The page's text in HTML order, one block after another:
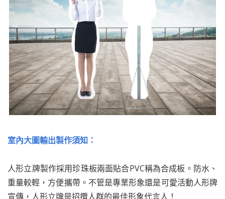
室內大圖輸出製作須知：
人形立牌製作採用珍珠板兩面貼合PVC稱為合成板。防水、
重量較輕，方便攜帶。不管是專業形象還是可愛活動人形牌
宣傳，人形立牌是招攬人群的最佳形象代言人！